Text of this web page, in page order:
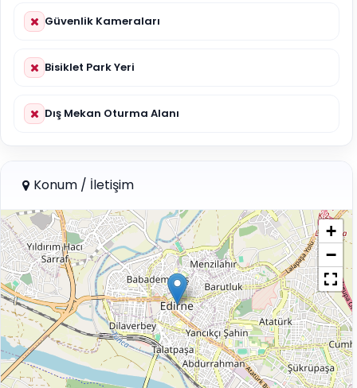
Güvenlik Kameraları
Bisiklet Park Yeri
Dış Mekan Oturma Alanı
Konum / İletişim
+
−